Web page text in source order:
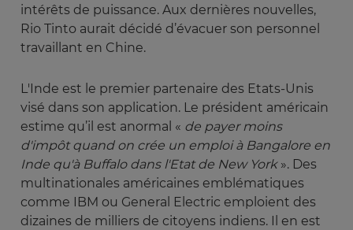
intérêts de puissance. Aux dernières nouvelles,
Rio Tinto aurait décidé d’évacuer son personnel
travaillant en Chine.
L'Inde est le premier partenaire des Etats-Unis
visé dans son application. Le président américain
estime qu’il est anormal « de payer moins
d'impôt quand on crée un emploi à Bangalore en
Inde qu'à Buffalo dans l'Etat de New York». Des
multinationales américaines emblématiques
comme IBM ou General Electric emploient des
dizaines de milliers de citoyens indiens. Il en est